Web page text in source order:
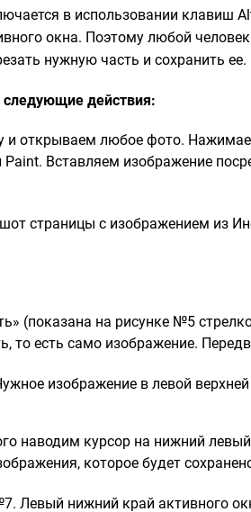
в использовании клавиш
окна. Поэтому любой
нужную часть и сохранить ее.
следующие действия:
и открываем любое фото.
Вставляем изображение
(показана на рисунке №5
то есть само изображение.
наводим курсор на нижний
которое будет